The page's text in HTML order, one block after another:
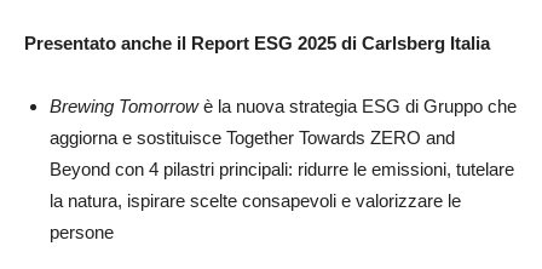
Presentato anche il Report ESG 2025 di Carlsberg Italia
Brewing Tomorrowè la nuova strategia ESG di Gruppo che
aggiorna e sostituisce Together Towards ZERO and
Beyond con 4 pilastri principali: ridurre le emissioni, tutelare
la natura, ispirare scelte consapevoli e valorizzare le
persone